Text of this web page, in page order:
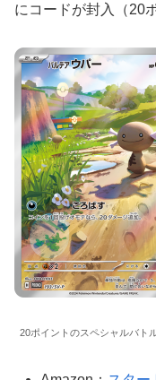
にコードが封入（20
20ポイントのスペシャルバト